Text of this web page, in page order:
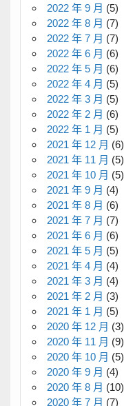
2022 年 9 月 (5)
2022 年 8 月 (7)
2022 年 7 月 (7)
2022 年 6 月 (6)
2022 年 5 月 (6)
2022 年 4 月 (5)
2022 年 3 月 (5)
2022 年 2 月 (6)
2022 年 1 月 (5)
2021 年 12 月 (6)
2021 年 11 月 (5)
2021 年 10 月 (5)
2021 年 9 月 (4)
2021 年 8 月 (6)
2021 年 7 月 (7)
2021 年 6 月 (6)
2021 年 5 月 (5)
2021 年 4 月 (4)
2021 年 3 月 (4)
2021 年 2 月 (3)
2021 年 1 月 (5)
2020 年 12 月 (3)
2020 年 11 月 (9)
2020 年 10 月 (5)
2020 年 9 月 (4)
2020 年 8 月 (10)
2020 年 7 月 (7)